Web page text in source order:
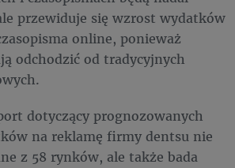
przewiduje się wzrost wydatków
online, ponieważ
odchodzić od tradycyjnych
dotyczący prognozowanych
na reklamę firmy dentsu nie
z 58 rynków, ale także bada